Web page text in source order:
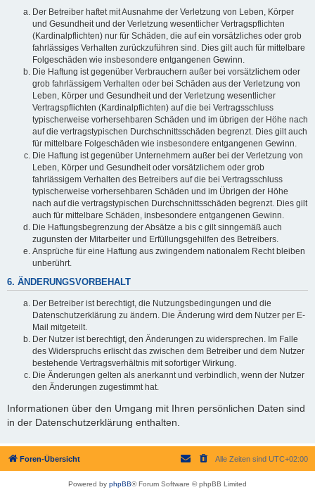
Der Betreiber haftet mit Ausnahme der Verletzung von Leben, Körper
und Gesundheit und der Verletzung wesentlicher Vertragspflichten
(Kardinalpflichten) nur für Schäden, die auf ein vorsätzliches oder grob
fahrlässiges Verhalten zurückzuführen sind. Dies gilt auch für mittelbare
Folgeschäden wie insbesondere entgangenen Gewinn.
Die Haftung ist gegenüber Verbrauchern außer bei vorsätzlichem oder
grob fahrlässigem Verhalten oder bei Schäden aus der Verletzung von
Leben, Körper und Gesundheit und der Verletzung wesentlicher
Vertragspflichten (Kardinalpflichten) auf die bei Vertragsschluss
typischerweise vorhersehbaren Schäden und im übrigen der Höhe nach
auf die vertragstypischen Durchschnittsschäden begrenzt. Dies gilt auch
für mittelbare Folgeschäden wie insbesondere entgangenen Gewinn.
Die Haftung ist gegenüber Unternehmern außer bei der Verletzung von
Leben, Körper und Gesundheit oder vorsätzlichem oder grob
fahrlässigem Verhalten des Betreibers auf die bei Vertragsschluss
typischerweise vorhersehbaren Schäden und im Übrigen der Höhe
nach auf die vertragstypischen Durchschnittsschäden begrenzt. Dies gilt
auch für mittelbare Schäden, insbesondere entgangenen Gewinn.
Die Haftungsbegrenzung der Absätze a bis c gilt sinngemäß auch
zugunsten der Mitarbeiter und Erfüllungsgehilfen des Betreibers.
Ansprüche für eine Haftung aus zwingendem nationalem Recht bleiben
unberührt.
6. ÄNDERUNGSVORBEHALT
Der Betreiber ist berechtigt, die Nutzungsbedingungen und die
Datenschutzerklärung zu ändern. Die Änderung wird dem Nutzer per E-
Mail mitgeteilt.
Der Nutzer ist berechtigt, den Änderungen zu widersprechen. Im Falle
des Widerspruchs erlischt das zwischen dem Betreiber und dem Nutzer
bestehende Vertragsverhältnis mit sofortiger Wirkung.
Die Änderungen gelten als anerkannt und verbindlich, wenn der Nutzer
den Änderungen zugestimmt hat.
Informationen über den Umgang mit Ihren persönlichen Daten sind
in der Datenschutzerklärung enthalten.
Foren-Übersicht Alle Zeiten sind UTC+02:00
Powered by phpBB® Forum Software © phpBB Limited